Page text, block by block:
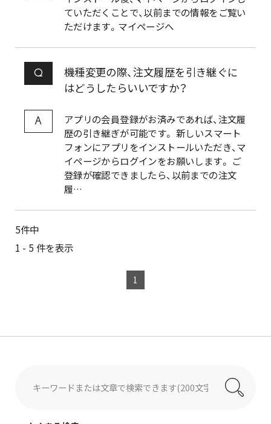
ていただくことで、以前までの情報をご覧い
ただけます。マイページへ
Q
機種変更の際、注文履歴を引き継ぐに
はどうしたらいいですか？
A
アプリの会員登録がお済みであれば、注文履
歴の引き継ぎが可能です。 新しいスマート
フォンにアプリをインストールいただき、マ
イページからログインをお願いします。 ご
登録が確認できましたら、以前までの注文
履…
5件中
1 - 5 件を表示
1